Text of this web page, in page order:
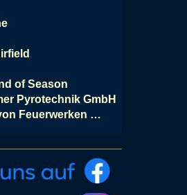
of Season
Pyrotechnik GmbH
Feuerwerken …